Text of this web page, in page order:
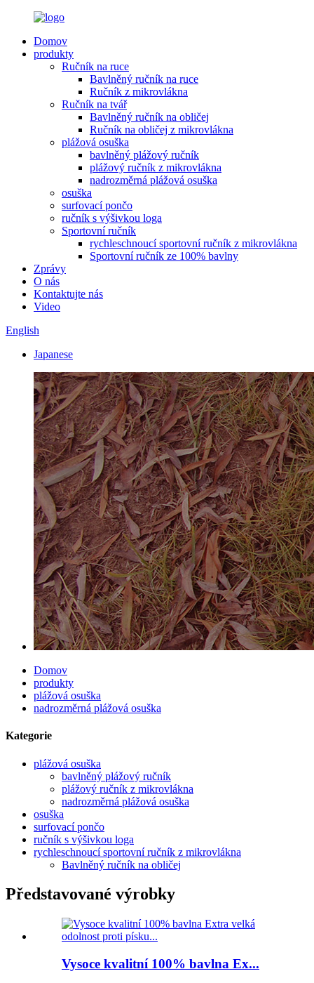
Domov
produkty
Ručník na ruce
Bavlněný ručník na ruce
Ručník z mikrovlákna
Ručník na tvář
Bavlněný ručník na obličej
Ručník na obličej z mikrovlákna
plážová osuška
bavlněný plážový ručník
plážový ručník z mikrovlákna
nadrozměrná plážová osuška
osuška
surfovací pončo
ručník s výšivkou loga
Sportovní ručník
rychleschnoucí sportovní ručník z mikrovlákna
Sportovní ručník ze 100% bavlny
Zprávy
O nás
Kontaktujte nás
Video
English
Japanese
Domov
produkty
plážová osuška
nadrozměrná plážová osuška
Kategorie
plážová osuška
bavlněný plážový ručník
plážový ručník z mikrovlákna
nadrozměrná plážová osuška
osuška
surfovací pončo
ručník s výšivkou loga
rychleschnoucí sportovní ručník z mikrovlákna
Bavlněný ručník na obličej
Představované výrobky
Vysoce kvalitní 100% bavlna Ex...